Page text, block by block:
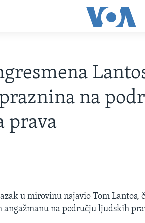
na
prava
u mirovinu najavio Tom Lantos,
angažmanu na području ljudskih